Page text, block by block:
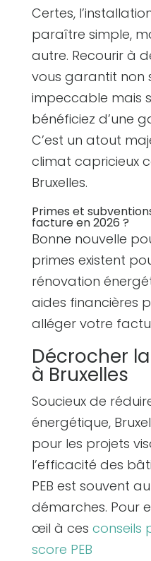
Certes,
paraître simple,
autre. Recourir à
vous garantit non
impeccable mais
bénéficiez d’une
C’est un atout
climat capricieux
Bruxelles.
Primes et
facture en 2026 ?
Bonne nouvelle
primes existent
rénovation
aides financières
alléger votre
Décrocher
à Bruxelles
Soucieux de
énergétique,
pour les projets
l’efficacité des
PEB est souvent
démarches. Pour
œil à ces conseils
score PEB